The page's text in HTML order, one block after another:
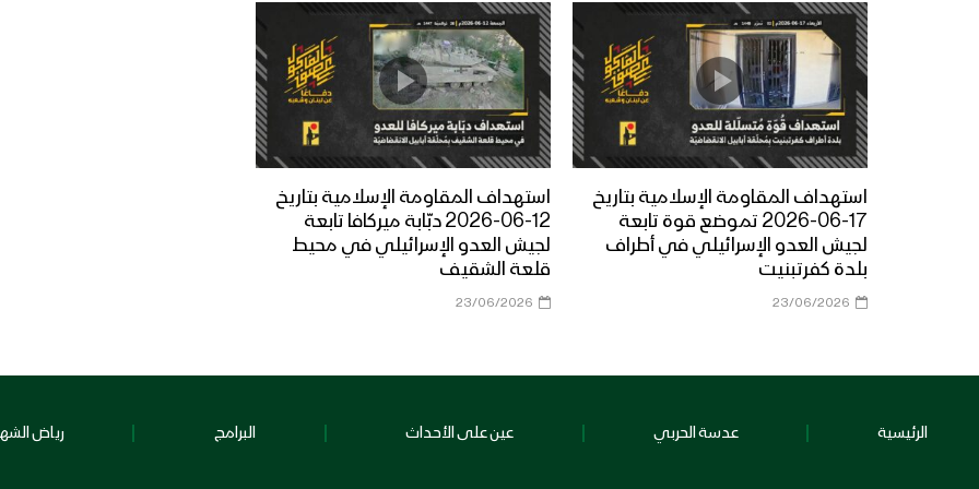
استهداف المقاومة الإسلامية بتاريخ
17-06-2026 تموضع قوة تابعة
لجيش العدو الإسرائيلي في أطراف
بلدة كفرتبنيت
23/06/2026
استهداف المقاومة الإسلامية بتاريخ
12-06-2026 دبّابة ميركافا تابعة
لجيش العدو الإسرائيلي في محيط
قلعة الشقيف
23/06/2026
الرئيسية عدسة الحربي عين على الأحداث البرامج رياض